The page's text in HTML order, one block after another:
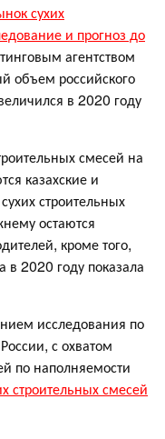
сухих
и прогноз до
агентством
объем российского
в 2020 году
смесей на
казахские и
строительных
остаются
кроме того,
в 2020 году показала
исследования по
с охватом
по наполняемости
строительных смесей